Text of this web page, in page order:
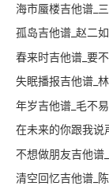
海市蜃楼吉他谱_
孤岛吉他谱_赵二
春来时吉他谱_要
失眠播报吉他谱_
年岁吉他谱_毛不
在未来的你跟我说
不想做朋友吉他谱
清空回忆吉他谱_